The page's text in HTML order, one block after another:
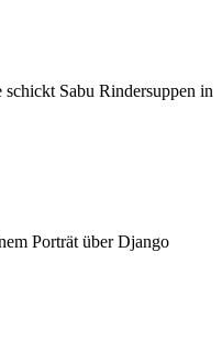
Sabu Rindersuppen in
Porträt über Django